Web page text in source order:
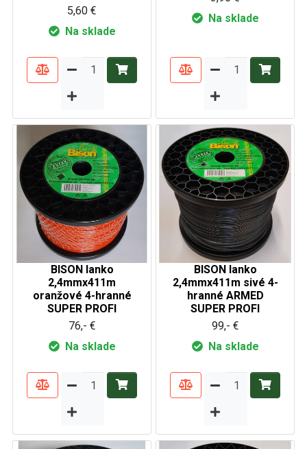
5,60 €
Na sklade
Na sklade
BISON lanko
2,4mmx411m
oranžové 4-hranné
SUPER PROFI
76,- €
Na sklade
BISON lanko
2,4mmx411m sivé 4-
hranné ARMED
SUPER PROFI
99,- €
Na sklade